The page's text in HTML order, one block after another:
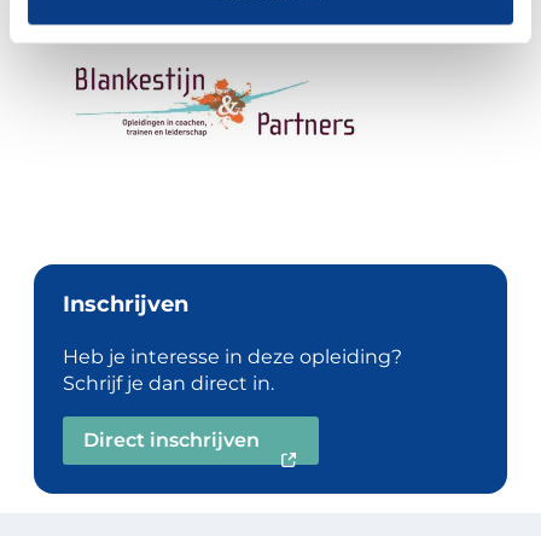
Inschrijven
Heb je interesse in deze opleiding?
Schrijf je dan direct in.
Direct inschrijven